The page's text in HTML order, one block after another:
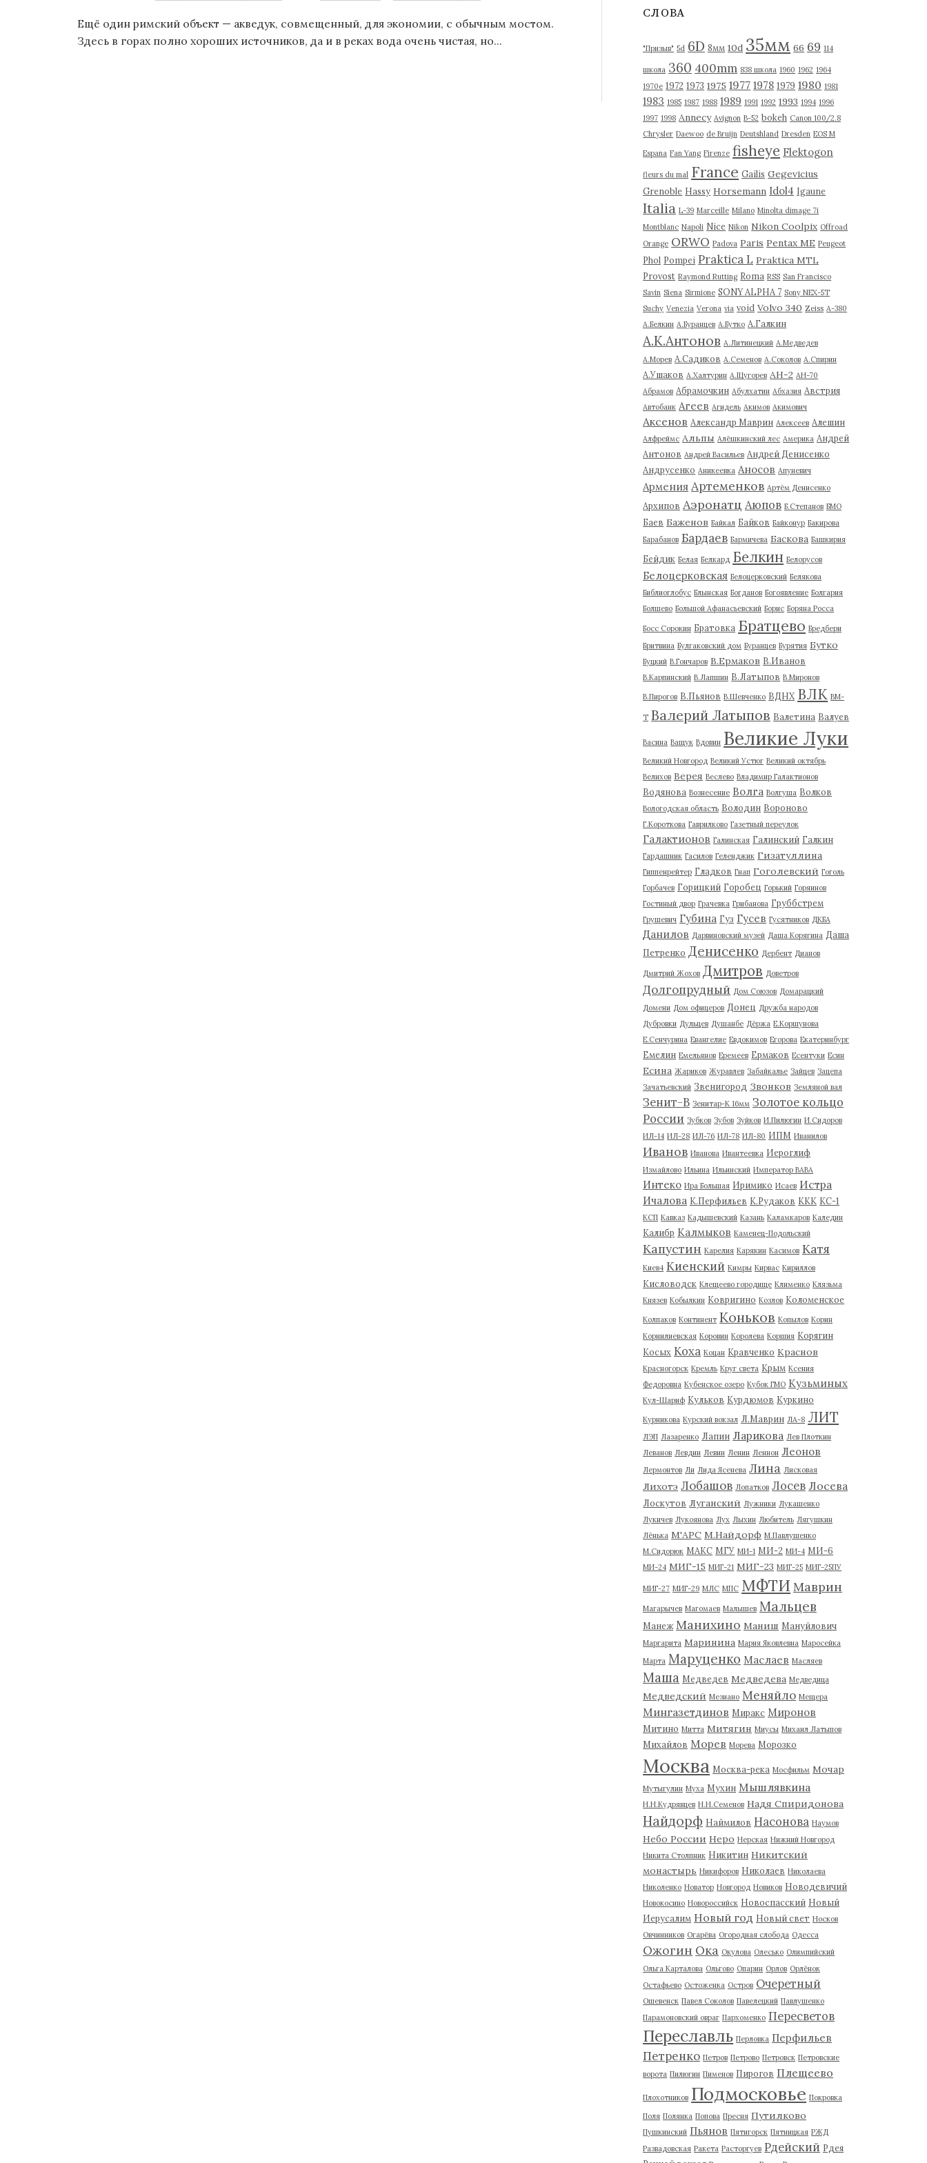
Ещё один римский объект — акведук, совмещенный, для экономии, с обычным мостом.
Здесь в горах полно хороших источников, да и в реках вода очень чистая, но...
в
СЛОВА
"Призыв" 5d 6D 8мм 10d 35мм 66 69 114
школа 360 400mm 838 школа 1960 1962 1964
1970е 1972 1973 1975 1977 1978 1979 1980 1981
1983 1985 1987 1988 1989 1991 1992 1993 1994 1996
1997 1998 Annecy Avignon B-52 bokeh Canon 100/2.8
Chrysler Daewoo de Bruijn Deutshland Dresden EOS M
Espana Fan Yang Firenze fisheye Flektogon
fleurs du mal France Gailis Gegevicius
Grenoble Hassy Horsemann Idol4 Igaune
Italia L-39 Marceille Milano Minolta dimage 7i
Montblanc Napoli Nice Nikon Nikon Coolpix Offroad
Orange ORWO Padova Paris Pentax ME Peugeot
Phol Pompei Praktica L Praktica MTL
Provost Raymond Rutting Roma RSS San Francisco
Savin Siena Sirmione SONY ALPHA 7 Sony NEX-5T
Suchy Venezia Verona via void Volvo 340 Zeiss А-380
А.Белкин А.Буранцев А.Бутко А.Галкин
А.К.Антонов А.Литинецкий А.Медведев
А.Морев А.Садиков А.Семенов А.Соколов А.Спирин
А.Ушаков А.Халтурин А.Щугорев АН-2 АН-70
Абрамов Абрамочкин Абулхатин Абхазия Австрия
Автобанк Агеев Агидель Акимов Акимович
Аксенов Александр Маврин Алексеев Алешин
Алфреймс Альпы Алёшкинский лес Америка Андрей
Антонов Андрей Васильев Андрей Денисенко
Андрусенко Аникеевка Аносов Апуневич
Армения Артеменков Артём Денисенко
Архипов Аэронатц Аюпов Б.Степанов БМО
Баев Баженов Байкал Байков Байконур Бакирова
Барабанов Бардаев Бармичева Баскова Башкирия
Бейдик Белая Белкард Белкин Белорусов
Белоцерковская Белоцерковский Белякова
Библиоглобус Блынская Богданов Богоявление Болгария
Болшево Большой Афанасьевский Борис Боряна Росса
Босс Сорокин Братовка Братцево Бредбери
Бритвина Булгаковский дом Буранцев Бурятия Бутко
Буцкий В.Гончаров В.Ермаков В.Иванов
В.Карпинский В.Лапшин В.Латыпов В.Миронов
В.Пирогов В.Пьянов В.Шевченко ВДНХ ВЛК ВМ-
Т Валерий Латыпов Валетина Валуев
Васина Ващук Вдовин Великие Луки
Великий Новгород Великий Устюг Великий октябрь
Велихов Верея Веслево Владимир Галактионов
Водянова Вознесение Волга Волгуша Волков
Вологодская область Володин Вороново
Г.Короткова Гаврилково Газетный переулок
Галактионов Галинская Галинский Галкин
Гардашник Гасилов Геленджик Гизатуллина
Гиппенрейтер Гладков Гнап Гоголевский Гоголь
Горбачев Горицкий Горобец Горький Горяинов
Гостиный двор Грачевка Грибанова Груббстрем
Грушевич Губина Гуз Гусев Гусятников ДКБА
Данилов Дарвиновский музей Даша Корягина Даша
Петренко Денисенко Дербент Дианов
Дмитрий Жохов Дмитров Доветров
Долгопрудный Дом Союзов Домарацкий
Домени Дом офицеров Донец Дружба народов
Дубровки Дульцев Душанбе Дёржа Е.Коршунова
Е.Сенчурина Евангелие Евдокимов Егорова Екатеринбург
Емелин Емельянов Еремеев Ермаков Есентуки Есин
Есина Жариков Журавлев Забайкалье Зайцев Зацепа
Зачатьевский Звенигород Звонков Земляной вал
Зенит-В Зенитар-К 16мм Золотое кольцо
России Зубков Зубов Зуйков И.Пилюгин И.Сидоров
ИЛ-14 ИЛ-28 ИЛ-76 ИЛ-78 ИЛ-80 ИПМ Иванилов
Иванов Иванова Ивантеевка Иероглиф
Измайлово Ильина Ильинский Император ВАВА
Интеко Ира Большая Иримико Исаев Истра
Ичалова К.Перфильев К.Рудаков ККК КС-1
КСП Кавказ Кадышевский Казань Каламкаров Каледин
Калибр Калмыков Каменец-Подольский
Капустин Карелия Карякин Касимов Катя
Киев4 Киенский Кимры Кирвас Кириллов
Кисловодск Клещеево городище Клименко Клязьма
Князев Кобылкин Ковригино Козлов Коломенское
Колпаков Континент Коньков Копылов Корин
Корнилиевская Коровин Королева Коршия Корягин
Косых Коха Коцан Кравченко Краснов
Красногорск Кремль Круг света Крым Ксения
Федоровна Кубенское озеро Кубок ГМО Кузьминых
Кул-Шариф Кульков Курдюмов Куркино
Курникова Курский вокзал Л.Маврин ЛА-8 ЛИТ
ЛЭП Лазаренко Лапин Ларикова Лев Плоткин
Леванов Левдин Левин Ленин Леннон Леонов
Лермонтов Ли Лида Ясенева Лина Лисковая
Лихотэ Лобашов Лопатков Лосев Лосева
Лоскутов Луганский Лужники Лукашенко
Лукичев Лукоянова Лух Лыхин Любитель Лягушкин
Лёнька М'АРС М.Найдорф М.Павлушенко
М.Сидорюк МАКС МГУ МИ-1 МИ-2 МИ-4 МИ-6
МИ-24 МИГ-15 МИГ-21 МИГ-23 МИГ-25 МИГ-25ПУ
МИГ-27 МИГ-29 МЛС МПС МФТИ Маврин
Магарычев Магомаев Малышев Мальцев
Манеж Манихино Маниш Мануйлович
Маргарита Маринина Мария Яковлевна Маросейка
Марта Маруценко Маслаев Масляев
Маша Медведев Медведева Медведица
Медведский Мезиано Меняйло Мещера
Мингазетдинов Миракс Миронов
Митино Митта Митягин Миусы Михаил Латыпов
Михайлов Морев Морева Морозко
Москва Москва-река Мосфильм Мочар
Мутыгулин Муха Мухин Мышлявкина
Н.Н.Кудрявцев Н.Н.Семенов Надя Спиридонова
Найдорф Наймилов Насонова Наумов
Небо России Неро Нерская Нижний Новгород
Никита Столпник Никитин Никитский
монастырь Никифоров Николаев Николаева
Николенко Новатор Новгород Новиков Новодевичий
Новокосино Новороссийск Новоспасский Новый
Иерусалим Новый год Новый свет Носков
Овчинников Огарёва Огородная слобода Одесса
Ожогин Ока Окулова Олесько Олимпийский
Ольга Карталова Ольгово Опарин Орлов Орлёнок
Остафьево Остоженка Остров Очеретный
Ошевенск Павел Соколов Павелецкий Павлушенко
Парамоновский овраг Пархоменко Пересветов
Переславль Перловка Перфильев
Петренко Петров Петрово Петровск Петровские
ворота Пилюгин Пименов Пирогов Плещеево
Плохотников Подмосковье Покровка
Поля Полянка Попова Пресня Путилково
Пушкинский Пьянов Пятигорск Пятницкая РЖД
Развадовская Ракета Расторгуев Рдейский Рдея